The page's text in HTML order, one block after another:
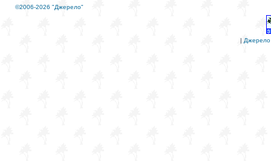
©2006-2026 "Джерело"
| Джерело